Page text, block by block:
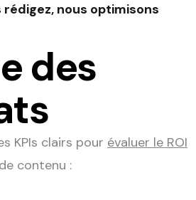
rédigez, nous optimisons
des
KPIs clairs pour évaluer le ROI
contenu :